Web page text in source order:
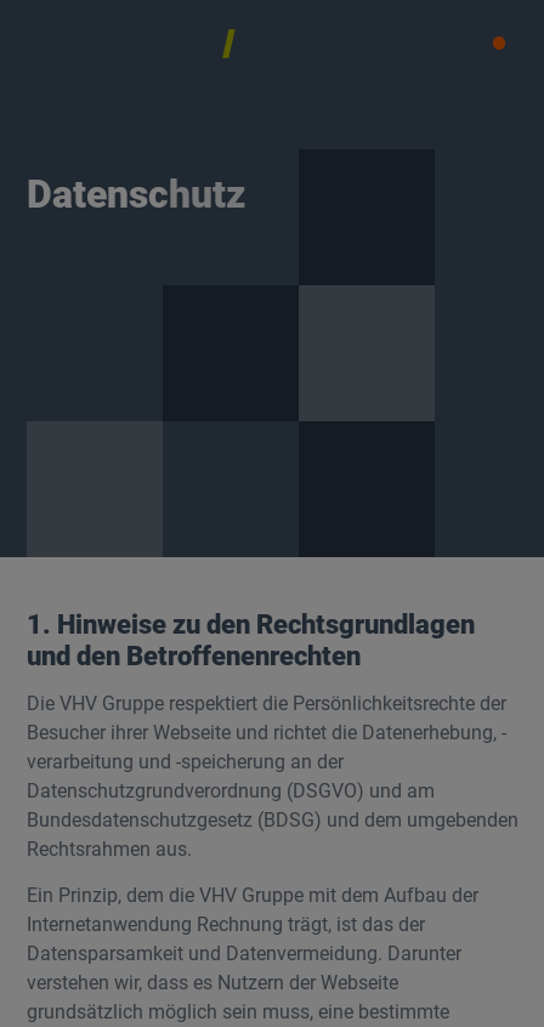
Datenschutz
1. Hinweise zu den Rechtsgrundlagen
und den Betroffenenrechten
Die VHV Gruppe respektiert die Persönlichkeitsrechte der
Besucher ihrer Webseite und richtet die Datenerhebung, -
verarbeitung und -speicherung an der
Datenschutzgrundverordnung (DSGVO) und am
Bundesdatenschutzgesetz (BDSG) und dem umgebenden
Rechtsrahmen aus.
Ein Prinzip, dem die VHV Gruppe mit dem Aufbau der
Internetanwendung Rechnung trägt, ist das der
Datensparsamkeit und Datenvermeidung. Darunter
verstehen wir, dass es Nutzern der Webseite
grundsätzlich möglich sein muss, eine bestimmte